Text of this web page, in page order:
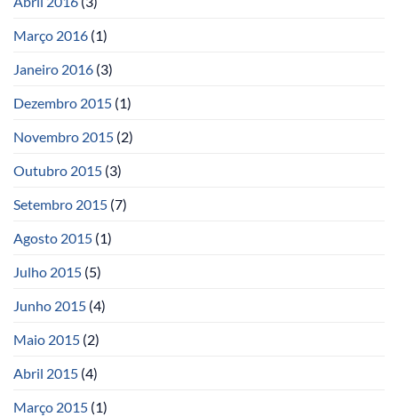
Março 2016 (1)
Janeiro 2016 (3)
Dezembro 2015 (1)
Novembro 2015 (2)
Outubro 2015 (3)
Setembro 2015 (7)
Agosto 2015 (1)
Julho 2015 (5)
Junho 2015 (4)
Maio 2015 (2)
Abril 2015 (4)
Março 2015 (1)